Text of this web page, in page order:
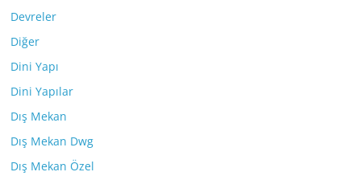
Devreler
Diğer
Dini Yapı
Dini Yapılar
Dış Mekan
Dış Mekan Dwg
Dış Mekan Özel